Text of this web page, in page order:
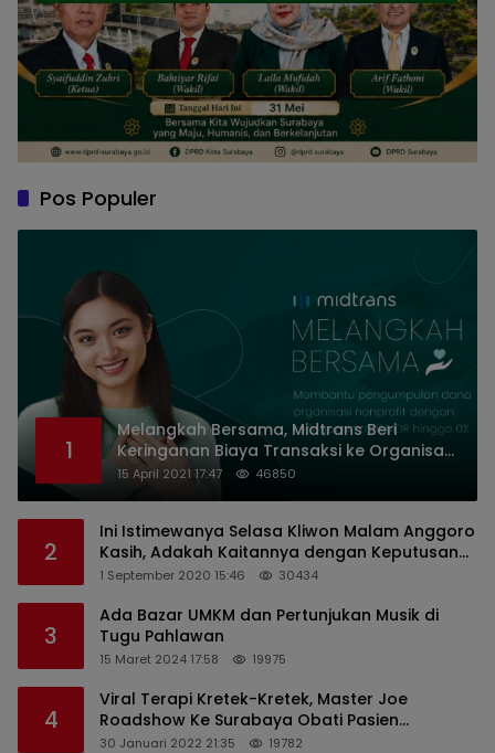
Pos Populer
1
Melangkah Bersama, Midtrans Beri
Keringanan Biaya Transaksi ke Organisasi
Nirlaba Indonesia
15 April 2021 17:47 46850
2
Ini Istimewanya Selasa Kliwon Malam Anggoro
Kasih, Adakah Kaitannya dengan Keputusan
PDIP?
1 September 2020 15:46 30434
3
Ada Bazar UMKM dan Pertunjukan Musik di
Tugu Pahlawan
15 Maret 2024 17:58 19975
4
Viral Terapi Kretek-Kretek, Master Joe
Roadshow Ke Surabaya Obati Pasien
Sekaligus Edukasi Masyarakat
30 Januari 2022 21:35 19782